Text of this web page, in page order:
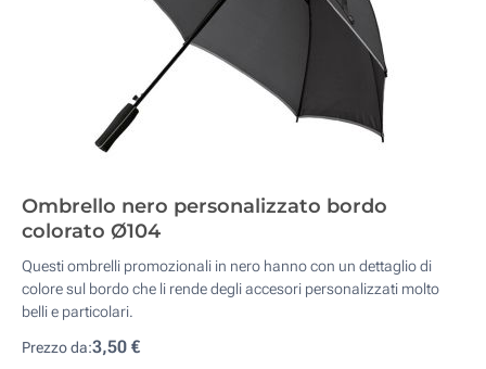
Ombrello nero personalizzato bordo
colorato Ø104
Questi ombrelli promozionali in nero hanno con un dettaglio di
colore sul bordo che li rende degli accesori personalizzati molto
belli e particolari.
Prezzo da:3,50 €